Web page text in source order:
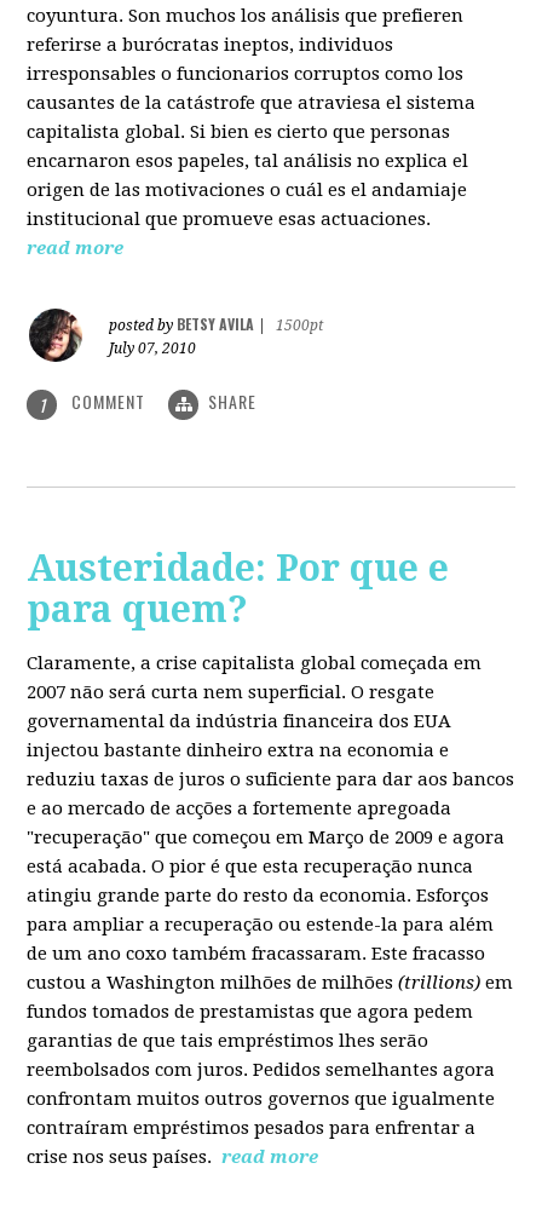
coyuntura. Son muchos los análisis que prefieren
referirse a burócratas ineptos, individuos
irresponsables o funcionarios corruptos como los
causantes de la catástrofe que atraviesa el sistema
capitalista global. Si bien es cierto que personas
encarnaron esos papeles, tal análisis no explica el
origen de las motivaciones o cuál es el andamiaje
institucional que promueve esas actuaciones.
read more
posted by BETSY AVILA
1500pt
July 07, 2010
1 COMMENT SHARE
Austeridade: Por que e
para quem?
Claramente, a crise capitalista global começada em
2007 não será curta nem superficial. O resgate
governamental da indústria financeira dos EUA
injectou bastante dinheiro extra na economia e
reduziu taxas de juros o suficiente para dar aos bancos
e ao mercado de acções a fortemente apregoada
"recuperação" que começou em Março de 2009 e agora
está acabada. O pior é que esta recuperação nunca
atingiu grande parte do resto da economia. Esforços
para ampliar a recuperação ou estende-la para além
de um ano coxo também fracassaram. Este fracasso
custou a Washington milhões de milhões(trillions) em
fundos tomados de prestamistas que agora pedem
garantias de que tais empréstimos lhes serão
reembolsados com juros. Pedidos semelhantes agora
confrontam muitos outros governos que igualmente
contraíram empréstimos pesados para enfrentar a
crise nos seus países. read more